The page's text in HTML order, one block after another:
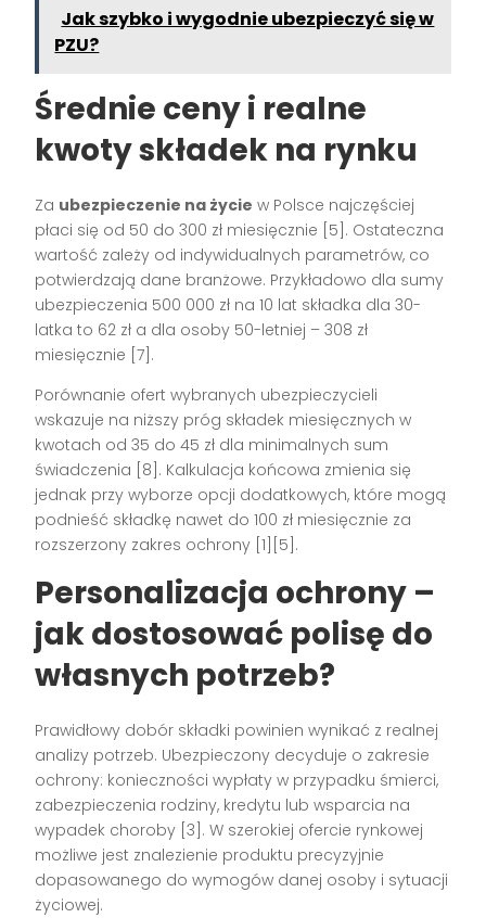
Jak szybko i wygodnie ubezpieczyć się w
PZU?
Średnie ceny i realne
kwoty składek na rynku
Za ubezpieczenie na życie w Polsce najczęściej
płaci się od 50 do 300 zł miesięcznie [5] . Ostateczna
wartość zależy od indywidualnych parametrów, co
potwierdzają dane branżowe. Przykładowo dla sumy
ubezpieczenia 500 000 zł na 10 lat składka dla 30-
latka to 62 zł a dla osoby 50-letniej – 308 zł
miesięcznie [7] .
Porównanie ofert wybranych ubezpieczycieli
wskazuje na niższy próg składek miesięcznych w
kwotach od 35 do 45 zł dla minimalnych sum
świadczenia [8] . Kalkulacja końcowa zmienia się
jednak przy wyborze opcji dodatkowych, które mogą
podnieść składkę nawet do 100 zł miesięcznie za
rozszerzony zakres ochrony [1][5] .
Personalizacja ochrony –
jak dostosować polisę do
własnych potrzeb?
Prawidłowy dobór składki powinien wynikać z realnej
analizy potrzeb. Ubezpieczony decyduje o zakresie
ochrony: konieczności wypłaty w przypadku śmierci,
zabezpieczenia rodziny, kredytu lub wsparcia na
wypadek choroby [3] . W szerokiej ofercie rynkowej
możliwe jest znalezienie produktu precyzyjnie
dopasowanego do wymogów danej osoby i sytuacji
życiowej.